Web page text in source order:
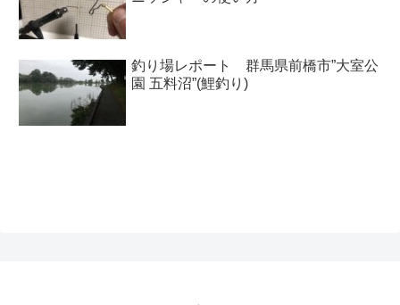
釣り場レポート 群馬県前橋市”大室公
園 五料沼”(鯉釣り)